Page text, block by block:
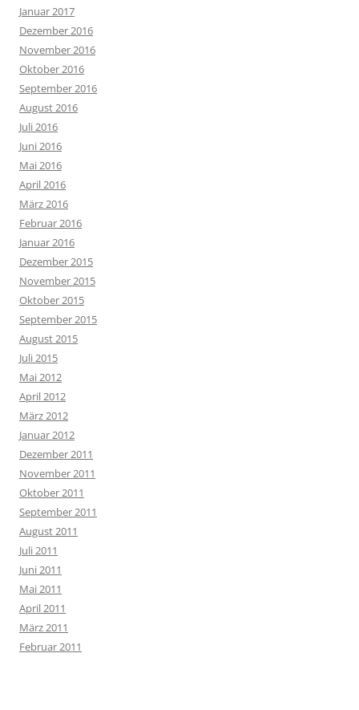
Januar 2017
Dezember 2016
November 2016
Oktober 2016
September 2016
August 2016
Juli 2016
Juni 2016
Mai 2016
April 2016
März 2016
Februar 2016
Januar 2016
Dezember 2015
November 2015
Oktober 2015
September 2015
August 2015
Juli 2015
Mai 2012
April 2012
März 2012
Januar 2012
Dezember 2011
November 2011
Oktober 2011
September 2011
August 2011
Juli 2011
Juni 2011
Mai 2011
April 2011
März 2011
Februar 2011